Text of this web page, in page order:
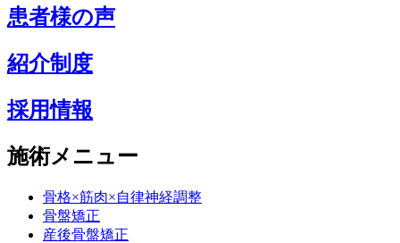
患者様の声
紹介制度
採用情報
施術メニュー
骨格×筋肉×自律神経調整
骨盤矯正
産後骨盤矯正